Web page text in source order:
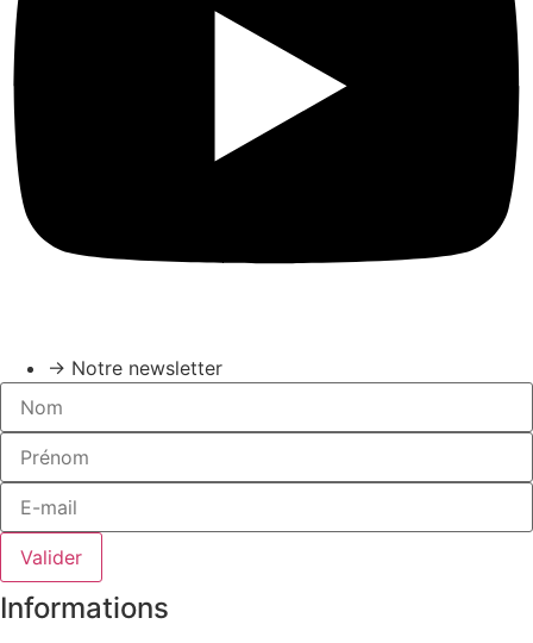
→ Notre newsletter
Valider
Informations